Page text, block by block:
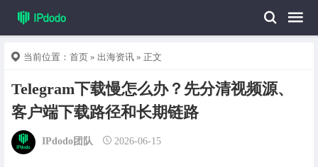
当前位置： 首页 » 出海资讯 » 正文
Telegram下载慢怎么办？先分清视频源、
客户端下载路径和长期链路
IPdodo团队 2026-06-15